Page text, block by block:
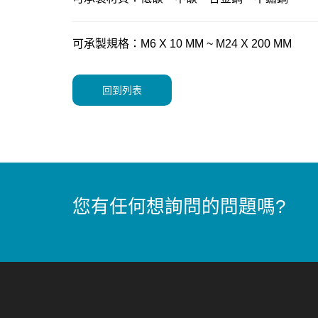
可承製規格：M6 X 10 MM ~ M24 X 200 MM
回到列表
您有任何想詢問的問題嗎?